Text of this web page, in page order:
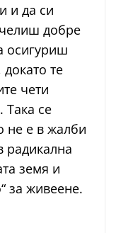
и да си
добре
осигуриш
те
чети
Така се
не е в жалби
земя и
за живеене.